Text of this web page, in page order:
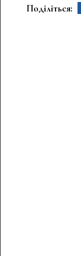
Поділіться: